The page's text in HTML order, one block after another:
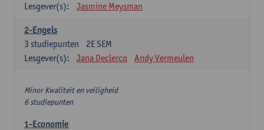
Lesgever(s):
Jasmine Meysman
2-Engels
2E SEM
3 studiepunten
Lesgever(s):
Jana Declercq Andy Vermeulen
Minor Kwaliteit en veiligheid
6 studiepunten
1-Economie